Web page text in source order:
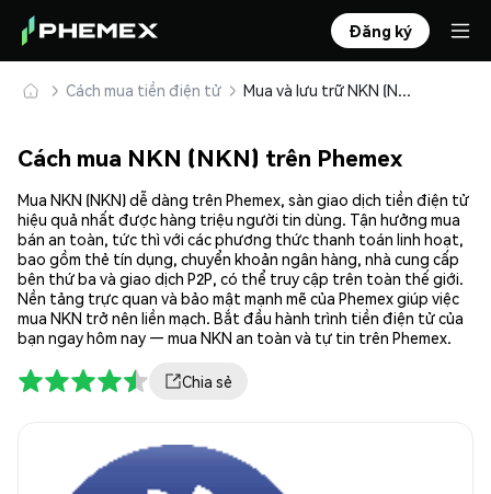
Đăng ký
Cách mua tiền điện tử Mua và lưu trữ NKN (NKN) an toàn
Cách mua NKN (NKN) trên Phemex
Mua NKN (NKN) dễ dàng trên Phemex, sàn giao dịch tiền điện tử
hiệu quả nhất được hàng triệu người tin dùng. Tận hưởng mua
bán an toàn, tức thì với các phương thức thanh toán linh hoạt,
bao gồm thẻ tín dụng, chuyển khoản ngân hàng, nhà cung cấp
bên thứ ba và giao dịch P2P, có thể truy cập trên toàn thế giới.
Nền tảng trực quan và bảo mật mạnh mẽ của Phemex giúp việc
mua NKN trở nên liền mạch. Bắt đầu hành trình tiền điện tử của
bạn ngay hôm nay — mua NKN an toàn và tự tin trên Phemex.
Chia sẻ